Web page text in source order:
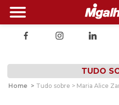
TUDO
Home > Tudo sobre > Maria Alice